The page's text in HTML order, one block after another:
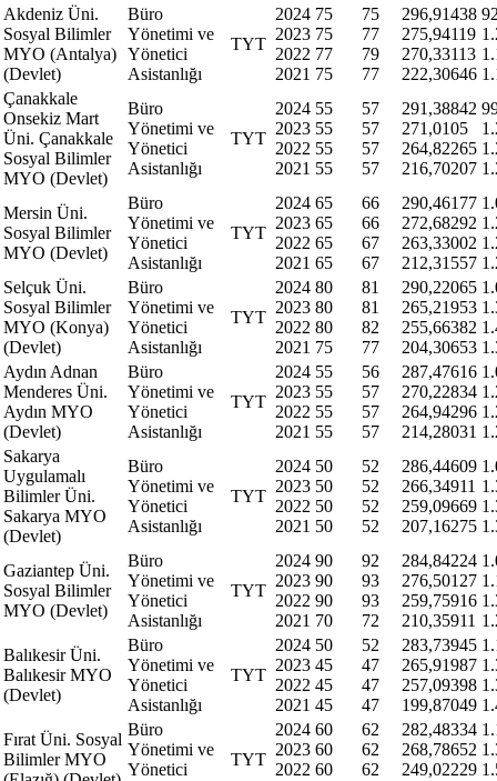
Akdeniz Üni.
Sosyal Bilimler
MYO (Antalya)
(Devlet)
Büro
Yönetimi ve
Yönetici
Asistanlığı
TYT
2024
2023
2022
2021
75
75
77
75
75
77
79
77
296,91438
275,94119
270,33113
222,30646
Çanakkale
Onsekiz Mart
Üni. Çanakkale
Sosyal Bilimler
MYO (Devlet)
Büro
Yönetimi ve
Yönetici
Asistanlığı
TYT
2024
2023
2022
2021
55
55
55
55
57
57
57
57
291,38842
271,0105
264,82265
216,70207
Mersin Üni.
Sosyal Bilimler
MYO (Devlet)
Büro
Yönetimi ve
Yönetici
Asistanlığı
TYT
2024
2023
2022
2021
65
65
65
65
66
66
67
67
290,46177
272,68292
263,33002
212,31557
Selçuk Üni.
Sosyal Bilimler
MYO (Konya)
(Devlet)
Büro
Yönetimi ve
Yönetici
Asistanlığı
TYT
2024
2023
2022
2021
80
80
80
75
81
81
82
77
290,22065
265,21953
255,66382
204,30653
Aydın Adnan
Menderes Üni.
Aydın MYO
(Devlet)
Büro
Yönetimi ve
Yönetici
Asistanlığı
TYT
2024
2023
2022
2021
55
55
55
55
56
57
57
57
287,47616
270,22834
264,94296
214,28031
Sakarya
Uygulamalı
Bilimler Üni.
Sakarya MYO
(Devlet)
Büro
Yönetimi ve
Yönetici
Asistanlığı
TYT
2024
2023
2022
2021
50
50
50
50
52
52
52
52
286,44609
266,34911
259,09669
207,16275
Gaziantep Üni.
Sosyal Bilimler
MYO (Devlet)
Büro
Yönetimi ve
Yönetici
Asistanlığı
TYT
2024
2023
2022
2021
90
90
90
70
92
93
93
72
284,84224
276,50127
259,75916
210,35911
Balıkesir Üni.
Balıkesir MYO
(Devlet)
Büro
Yönetimi ve
Yönetici
Asistanlığı
TYT
2024
2023
2022
2021
50
45
45
45
52
47
47
47
283,73945
265,91987
257,09398
199,87049
Fırat Üni. Sosyal
Bilimler MYO
Büro
Yönetimi ve
Yönetici
TYT
2024
2023
2022
60
60
60
62
62
62
282,48334
268,78652
249,02229